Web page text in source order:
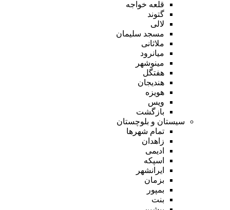
قلعه خواجه
گتوند
لالی
مسجد سلیمان
ملاثانی
میانرود
مینوشهر
هفتگل
هندیجان
هویزه
ویس
بازگشت
سیستان و بلوچستان
تمام شهر‌ها
زاهدان
ادیمی
اسپکه
ایرانشهر
بزمان
بمپور
بنت